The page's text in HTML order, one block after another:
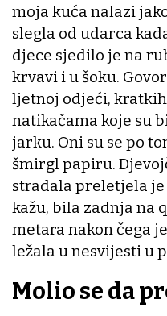
moja kuća nalazi
slegla od udarca
djece sjedilo je na
krvavi i u šoku.
ljetnoj odjeći,
natikačama koje su
jarku. Oni su se po
šmirgl papiru.
stradala preletjela
kažu, bila zadnja na
metara nakon čega
ležala u nesvijesti u
Molio se da